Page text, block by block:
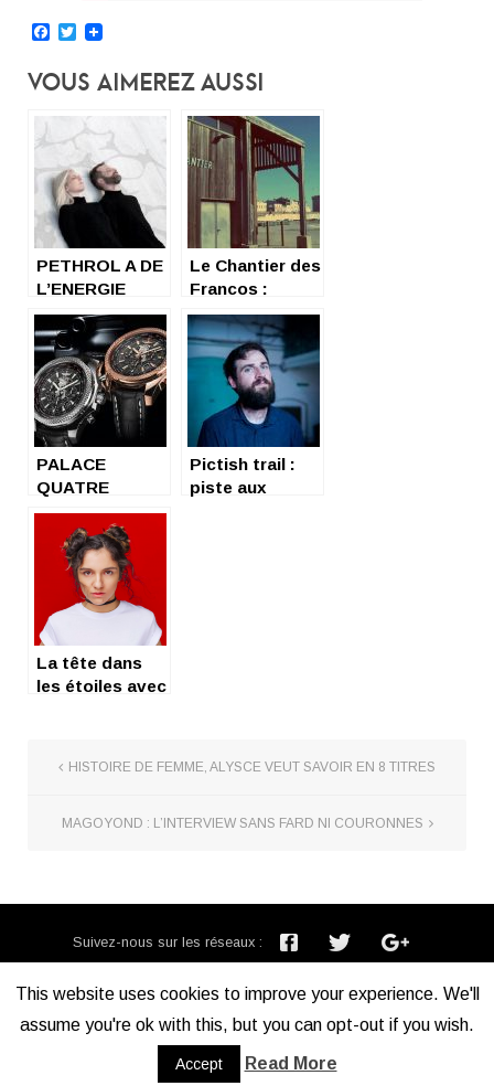
Facebook
Twitter
Vous Aimerez Aussi
PETHROL A DE
L’ENERGIE
Le Chantier des
Francos :
pépinière
d’étoiles.
PALACE
QUATRE
ETOILES
Pictish trail :
piste aux
La tête dans
les étoiles avec
HISTOIRE DE FEMME, ALYSCE VEUT SAVOIR EN 8 TITRES
MAGOYOND : L’INTERVIEW SANS FARD NI COURONNES
Suivez-nous sur les réseaux :
Mentions légales
This website uses cookies to improve your experience. We'll
assume you're ok with this, but you can opt-out if you wish.
Accept Read More